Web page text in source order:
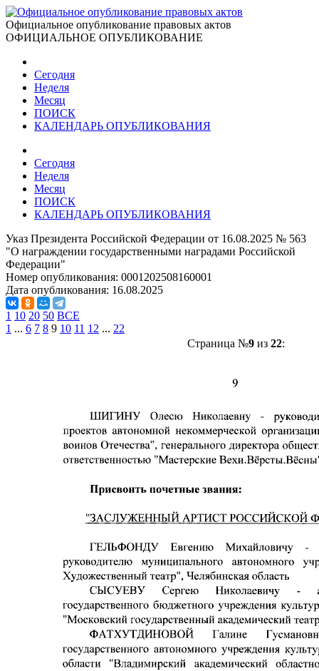
Официальное опубликование правовых актов
ОФИЦИАЛЬНОЕ ОПУБЛИКОВАНИЕ
Сегодня
Неделя
Месяц
ПОИСК
КАЛЕНДАРЬ ОПУБЛИКОВАНИЯ
Сегодня
Неделя
Месяц
ПОИСК
КАЛЕНДАРЬ ОПУБЛИКОВАНИЯ
Указ Президента Российской Федерации от 16.08.2025 № 563
"О награждении государственными наградами Российской
Федерации"
Номер опубликования: 0001202508160001
Дата опубликования: 16.08.2025
1 10 20 50 ВСЕ
1 ... 6 7 8 9 10 11 12 ... 22
Страница №9из 22: